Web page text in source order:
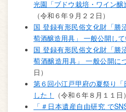
光園「ブドウ栽培・ワイン醸
（令和６年９月２２日）
国 登録有形民俗文化財「勝
萄酒醸造用具」 一般公開して
国 登録有形民俗文化財「勝
萄酒醸造用具」 一般公開に
日）
第６回小江戸甲府の夏祭り
した！
（令和６年８月１１日）
「＃日本遺産自由研究 で